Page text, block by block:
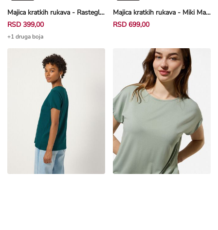
Majica kratkih rukava - Rastegljivo - braon
RSD 399,00
+1 druga boja
Majica kratkih rukava - Miki Maus - crna
RSD 699,00